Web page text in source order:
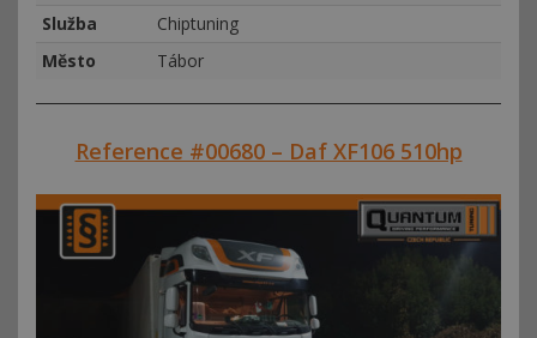
Služba
Chiptuning
Město
Tábor
Reference #00680 – Daf XF106 510hp